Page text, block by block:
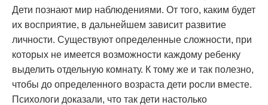
Дети познают мир наблюдениями. От того, каким будет
их восприятие, в дальнейшем зависит развитие
личности. Существуют определенные сложности, при
которых не имеется возможности каждому ребенку
выделить отдельную комнату. К тому же и так полезно,
чтобы до определенного возраста дети росли вместе.
Психологи доказали, что так дети настолько